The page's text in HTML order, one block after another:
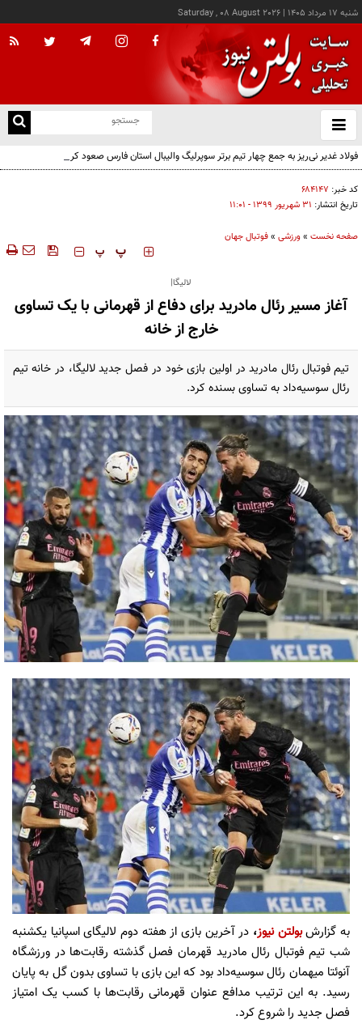
شنبه ۱۷ مرداد ۱۴۰۵ |
Saturday , 08 August 2026
باز
و
فولاد غدیر نی‌ریز به جمع چهار تیم برتر سوپرلیگ والیبال استان فارس صعود کرد
کد خبر: ۶۸۴۱۴۷
تاریخ انتشار: ۳۱ شهريور ۱۳۹۹ - ۱۱:۰۱
صفحه نخست »ورزشی »فوتبال جهان
‍‍‍ پ پ
لالیگا|
آغاز مسیر رئال مادرید برای دفاع از قهرمانی با یک تساوی
خارج از خانه
تیم فوتبال رئال مادرید در اولین بازی خود در فصل جدید لالیگا، در خانه تیم
رئال سوسیه‌داد به تساوی بسنده کرد.
به گزارشبولتن نیوز، در آخرین بازی از هفته دوم لالیگای اسپانیا یکشنبه
شب تیم فوتبال رئال مادرید قهرمان فصل گذشته رقابت‌ها در ورزشگاه
آنوئتا میهمان رئال سوسیه‌داد بود که این بازی با تساوی بدون گل به پایان
رسید. به این ترتیب مدافع عنوان قهرمانی رقابت‌ها با کسب یک امتیاز
فصل جدید را شروع کرد.